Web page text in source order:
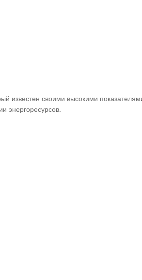
известен своими высокими
энергоресурсов.